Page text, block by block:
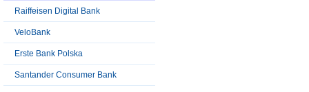
Raiffeisen Digital Bank
VeloBank
Erste Bank Polska
Santander Consumer Bank